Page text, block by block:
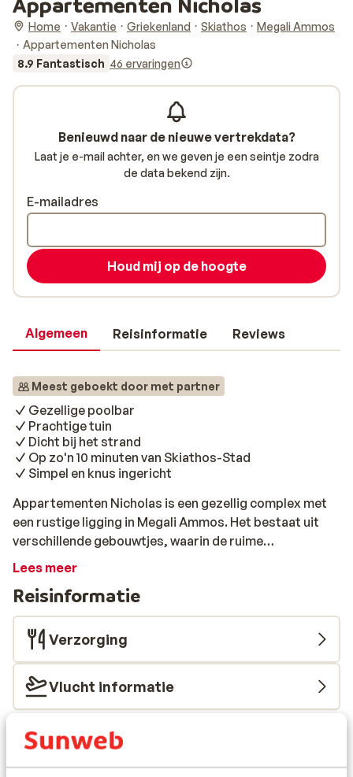
Home Vakantie Griekenland Skiathos
Megali Ammos
Appartementen Nicholas
8.9 Fantastisch 46 ervaringen
Algemeen Reisinformatie Reviews
Meest geboekt door met partner
Gezellige poolbar
Prachtige tuin
Dicht bij het strand
Op zo'n 10 minuten van Skiathos-Stad
Simpel en knus ingericht
Appartementen Nicholas is een gezellig complex met
een rustige ligging in Megali Ammos. Het bestaat uit
verschillende gebouwtjes, waarin de ruime
appartementen zijn gelegen. Deze zijn eenvoudig maar
gelegen gebouw heb je prachtig uitzicht over de zee en
Skiathos-stad, dat op circa 10 minuten afstand ligt. In
de lagere gebouwen kijk je uit op olijfbomen, het
zwembad en een weelderige tuin. Aan het zwembad kun
je ultiem relaxen in de Griekse zon. Voor een
verfrissend drankje helpt de barman Arlenne je graag
bij de poolbar. De huisgemaakte tonijnsalade bij de
poolbar is een echte aanrader. Lig je liever op het fijne
zandstrand in de zon? Maak je dan geen zorgen, want
dit is slechts enkele minuten lopen van het gezellige
Lees meer
Reisinformatie
Verzorging
Vlucht informatie
Dit zijn 100% authentieke klantbeoordelingen die hun
ervaring met ons product eerlijk weergeven.
Benieuwd naar de nieuwe vertrekdata?
Laat je e-mail achter, en we geven je een seintje zodra
de data bekend zijn.
E-mailadres
Houd mij op de hoogte